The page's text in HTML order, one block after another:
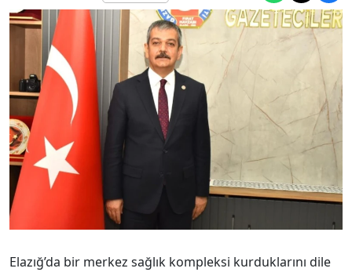
Elazığ’da bir merkez sağlık kompleksi kurduklarını dile